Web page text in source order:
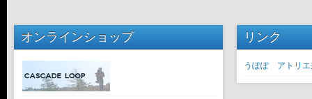
オンラインショップ リンク
うぽぽ アトリエ